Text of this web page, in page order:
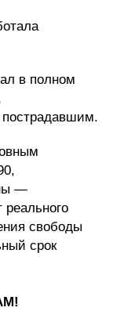
в полном
пострадавшим.
—
свободы
срок